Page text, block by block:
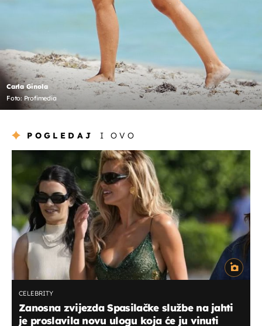
Carla Ginola
Foto: Profimedia
POGLEDAJ I OVO
CELEBRITY
Zanosna zvijezda Spasilačke službe na jahti
je proslavila novu ulogu koja će ju vinuti